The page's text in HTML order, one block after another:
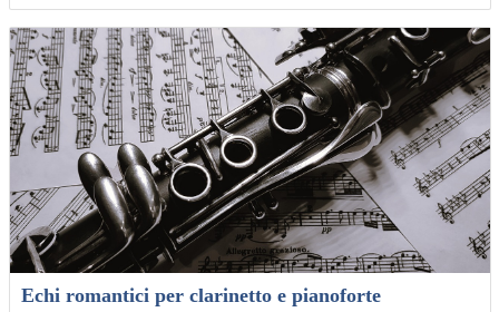
Echi romantici per clarinetto e pianoforte